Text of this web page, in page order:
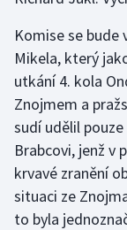
Judo
Krasobruslení
Lezení
Lyže a
Moderní pětiboj
Komise se bude
Mikela, který
utkání 4. kola
Znojmem a
sudí udělil
Brabcovi, jenž v
krvavé zranění
situaci ze
to byla